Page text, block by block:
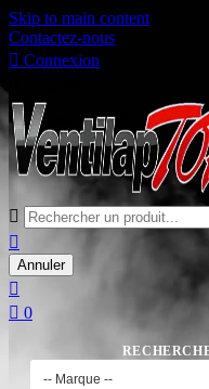
Skip to main content
Contactez-nous
 Connexion


Annuler

 0